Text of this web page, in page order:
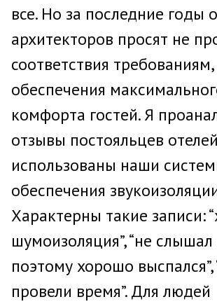
все. Но за последние годы
архитекторов просят не
соответствия
обеспечения
комфорта гостей. Я
отзывы постояльцев
использованы наши
обеспечения
Характерны такие записи:
шумоизоляция”, “не слышал
поэтому хорошо выспался”,
провели время”. Для людей